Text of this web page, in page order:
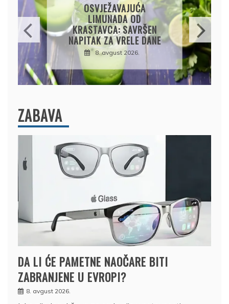
KROMPIRUŠA IZLIVAČA:
JEDNOSTAVNA PITA BEZ
KORA, HRSKAVA I
UKUSNA
8. avgust 2026.
ZABAVA
DA LI ĆE PAMETNE NAOČARE BITI
ZABRANJENE U EVROPI?
8. avgust 2026.